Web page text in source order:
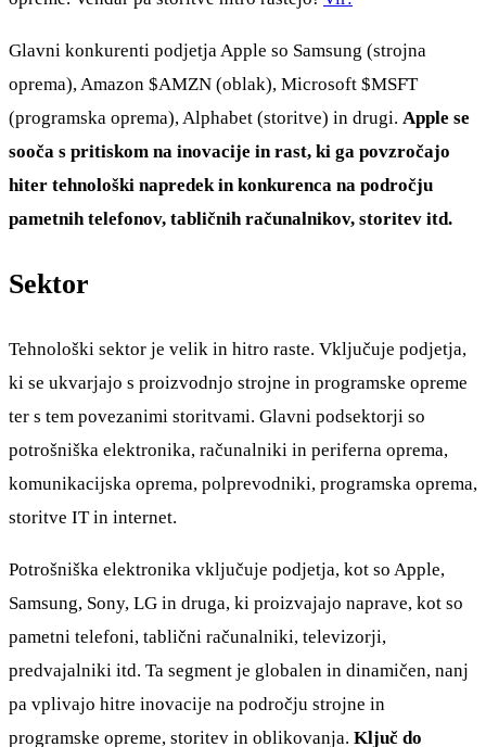
Glavni konkurenti podjetja Apple so Samsung (strojna
oprema), Amazon $AMZN (oblak), Microsoft $MSFT
(programska oprema), Alphabet (storitve) in drugi. Apple se
sooča s pritiskom na inovacije in rast, ki ga povzročajo
hiter tehnološki napredek in konkurenca na področju
pametnih telefonov, tabličnih računalnikov, storitev itd.
Sektor
Tehnološki sektor je velik in hitro raste. Vključuje podjetja,
ki se ukvarjajo s proizvodnjo strojne in programske opreme
ter s tem povezanimi storitvami. Glavni podsektorji so
potrošniška elektronika, računalniki in periferna oprema,
komunikacijska oprema, polprevodniki, programska oprema,
storitve IT in internet.
Potrošniška elektronika vključuje podjetja, kot so Apple,
Samsung, Sony, LG in druga, ki proizvajajo naprave, kot so
pametni telefoni, tablični računalniki, televizorji,
predvajalniki itd. Ta segment je globalen in dinamičen, nanj
pa vplivajo hitre inovacije na področju strojne in
programske opreme, storitev in oblikovanja. Ključ do